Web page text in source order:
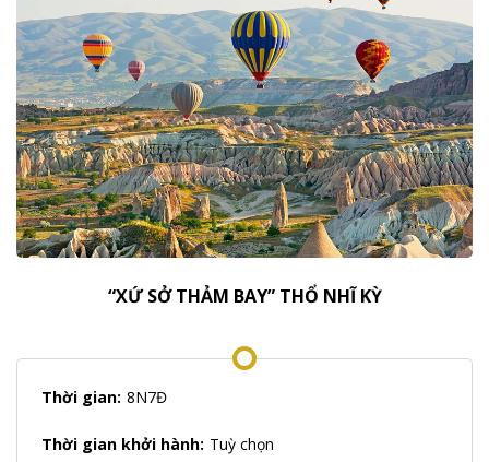
“XỨ SỞ THẢM BAY” THỔ NHĨ KỲ
Thời gian: 8N7Đ
Thời gian khởi hành: Tuỳ chọn